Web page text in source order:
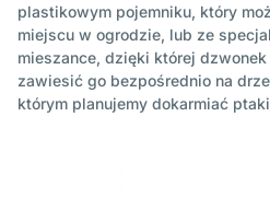
plastikowym pojemniku, który
miejscu w ogrodzie, lub ze
mieszance, dzięki której
zawiesić go bezpośrednio na
którym planujemy dokarmiać